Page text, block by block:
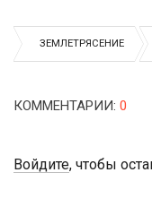
ЗЕМЛЕТРЯСЕНИЕ
КОММЕНТАРИИ: 0
Войдите, чтобы